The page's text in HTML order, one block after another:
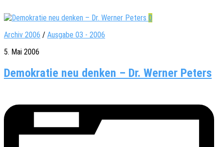
0
Archiv 2006 / Ausgabe 03 - 2006
5. Mai 2006
Demokratie neu denken – Dr. Werner Peters